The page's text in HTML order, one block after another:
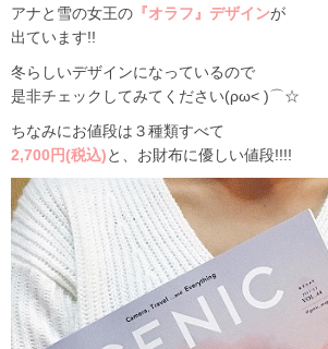
アナと雪の女王の 『オラフ』デザインが
出ています!!
冬らしいデザインになっているので
是非チェックしてみてください(ρω< )⌒☆
ちなみにお値段は３種類すべて
2,700円(税込)と、お財布に優しい値段!!!!